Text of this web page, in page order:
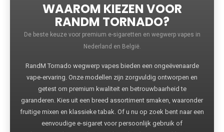
WAAROM KIEZEN VOOR
RANDM TORNADO?
De beste keuze voor premium e-sigaretten en wegwerp vapes in
Nederland en België.
RandM Tornado wegwerp vapes bieden een ongeëvenaarde
vape-ervaring. Onze modellen zijn zorgvuldig ontworpen en
getest om premium kwaliteit en betrouwbaarheid te
garanderen. Kies uit een breed assortiment smaken, waaronder
fruitige mixen en klassieke tabak. Of u nu op zoek bent naar een
eenvoudige e-sigaret voor persoonlijk gebruik of